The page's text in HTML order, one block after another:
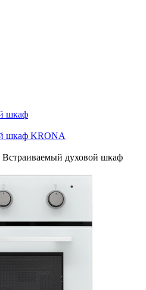
шкаф
шкаф KRONA
духовой шкаф